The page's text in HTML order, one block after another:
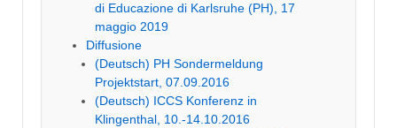
di Educazione di Karlsruhe (PH), 17
maggio 2019
Diffusione
(Deutsch) PH Sondermeldung
Projektstart, 07.09.2016
(Deutsch) ICCS Konferenz in
Klingenthal, 10.-14.10.2016